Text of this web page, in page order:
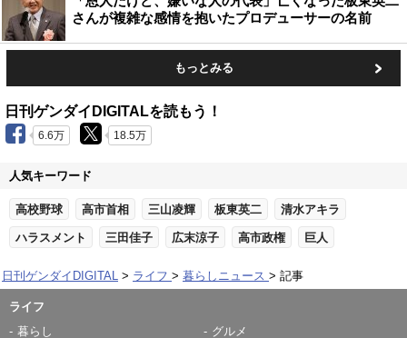
さんが複雑な感情を抱いたプロデューサーの名前
もっとみる
日刊ゲンダイDIGITALを読もう！
6.6万 18.5万
人気キーワード
高校野球 高市首相 三山凌輝 板東英二 清水アキラ
ハラスメント 三田佳子 広末涼子 高市政権 巨人
日刊ゲンダイDIGITAL ライフ 暮らしニュース 記事
ライフ
暮らし
グルメ